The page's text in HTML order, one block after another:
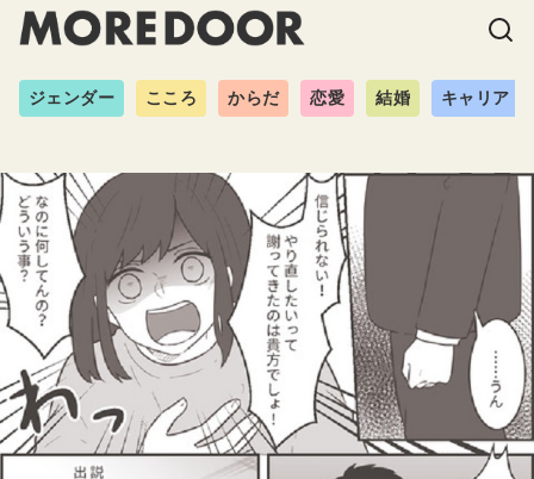
ジェンダー こころ からだ 恋愛 結婚 キャリア